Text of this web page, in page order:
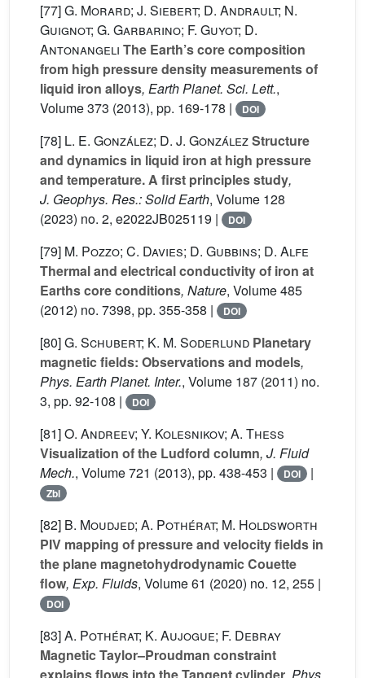
[77]G. Morard; J. Siebert; D. Andrault; N.
Guignot; G. Garbarino; F. Guyot; D.
Antonangeli The Earth’s core composition
from high pressure density measurements of
liquid iron alloys, Earth Planet. Sci. Lett.,
Volume 373 (2013), pp. 169-178 | DOI
[78] L. E. González; D. J. GonzálezStructure
and dynamics in liquid iron at high pressure
and temperature. A first principles study,
J. Geophys. Res.: Solid Earth, Volume 128
(2023) no. 2, e2022JB025119 |
DOI
[79] M. Pozzo; C. Davies; D. Gubbins; D. Alfe
Thermal and electrical conductivity of iron at
Earths core conditions, Nature, Volume 485
(2012) no. 7398, pp. 355-358 |
DOI
[80]G. Schubert; K. M. Soderlund Planetary
magnetic fields: Observations and models,
Phys. Earth Planet. Inter., Volume 187 (2011) no.
3, pp. 92-108 |
DOI
[81]O. Andreev; Y. Kolesnikov; A. Thess
Visualization of the Ludford column, J. Fluid
Mech., Volume 721 (2013), pp. 438-453 | DOI |
Zbl
[82] B. Moudjed; A. Pothérat; M. Holdsworth
PIV mapping of pressure and velocity fields in
the plane magnetohydrodynamic Couette
flow, Exp. Fluids, Volume 61 (2020) no. 12, 255 |
DOI
[83]A. Pothérat; K. Aujogue; F. Debray
Magnetic Taylor–Proudman constraint